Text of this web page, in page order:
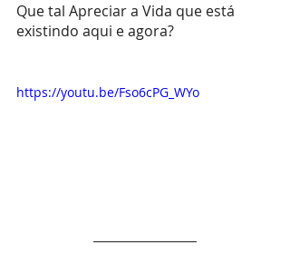
Que tal Apreciar a Vida que está
existindo aqui e agora?
https://youtu.be/Fso6cPG_WYo